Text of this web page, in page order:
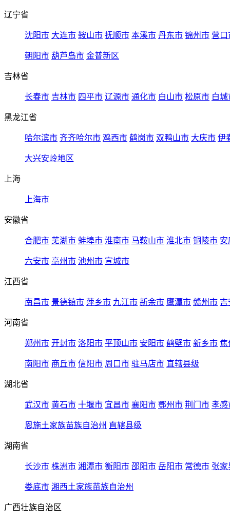
辽宁省
沈阳市 大连市 鞍山市 抚顺市 本溪市 丹东市 锦州市 营口
朝阳市 葫芦岛市 金普新区
吉林省
长春市 吉林市 四平市 辽源市 通化市 白山市 松原市 白城
黑龙江省
哈尔滨市 齐齐哈尔市 鸡西市 鹤岗市 双鸭山市 大庆市 伊
大兴安岭地区
上海
上海市
安徽省
合肥市 芜湖市 蚌埠市 淮南市 马鞍山市 淮北市 铜陵市 安
六安市 亳州市 池州市 宣城市
江西省
南昌市 景德镇市 萍乡市 九江市 新余市 鹰潭市 赣州市 吉
河南省
郑州市 开封市 洛阳市 平顶山市 安阳市 鹤壁市 新乡市 焦
南阳市 商丘市 信阳市 周口市 驻马店市 直辖县级
湖北省
武汉市 黄石市 十堰市 宜昌市 襄阳市 鄂州市 荆门市 孝感
恩施土家族苗族自治州 直辖县级
湖南省
长沙市 株洲市 湘潭市 衡阳市 邵阳市 岳阳市 常德市 张家
娄底市 湘西土家族苗族自治州
广西壮族自治区